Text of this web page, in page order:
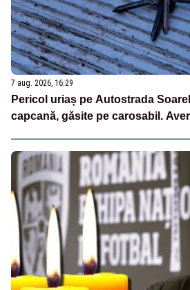
7 aug. 2026, 16:29
Pericol uriaș pe Autostrada
capcană, găsite pe carosabil.